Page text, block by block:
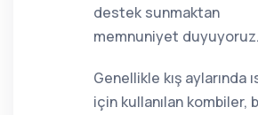
destek sunmaktan
memnuniyet duyuyoruz.
Genellikle kış aylarında
için kullanılan kombiler,